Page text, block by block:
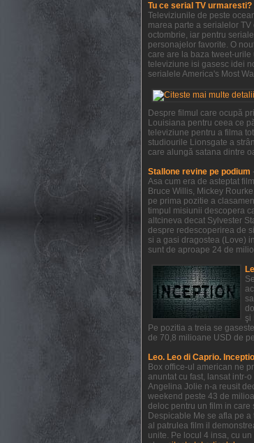
Tu ce serial TV
Televiziunile de peste
marea parte a serialelor
octombrie, iar pentru
personajelor favorite. O
care are la baza tweet-
televiziune isi gasesc idei
serialele America's Most
Despre filmul care ocupă
Louisiana pentru ceea ce
televiziune pentru a filma
studiourile Lionsgate a
care alungă satana dintre
Stallone revine pe podium
Asa cum era de asteptat
Bruce Willis, Mickey
pe prima pozitie a
timpul misiunii descopera
altcineva decat Sylvester
despre redescoperirea de
si a gasi dragostea (Love)
sunt de aproape 24 de
şi
Pe pozitia a treia se
de 70,8 milioane USD de
Leo. Leo di Caprio.
Box office-ul american ne
anuntat cu fast, lansat intr-
Angelina Jolie n-a reusit
weekend peste 43 de
deloc pentru un film in care
Despicable Me se afla pe
al patrulea film il
unite. Pe locul 4 insa, cu